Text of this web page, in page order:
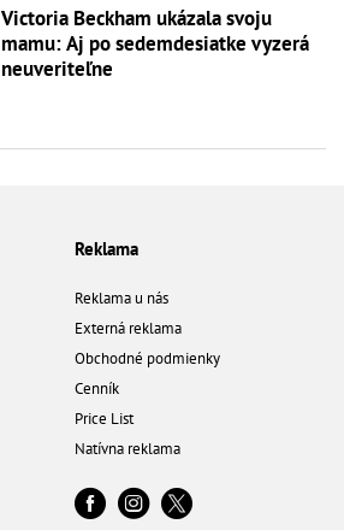
Victoria Beckham ukázala svoju
mamu: Aj po sedemdesiatke vyzerá
neuveriteľne
Reklama
Reklama u nás
Externá reklama
Obchodné podmienky
Cenník
Price List
Natívna reklama